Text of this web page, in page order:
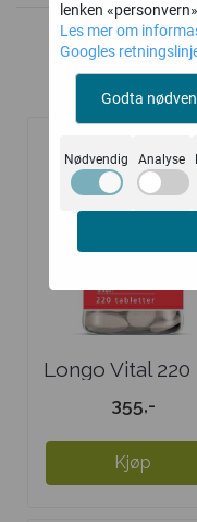
Longo Vital
355,-
Kjøp
lenken
Les mer om
Googles
Godta
Nødvendig Analyse